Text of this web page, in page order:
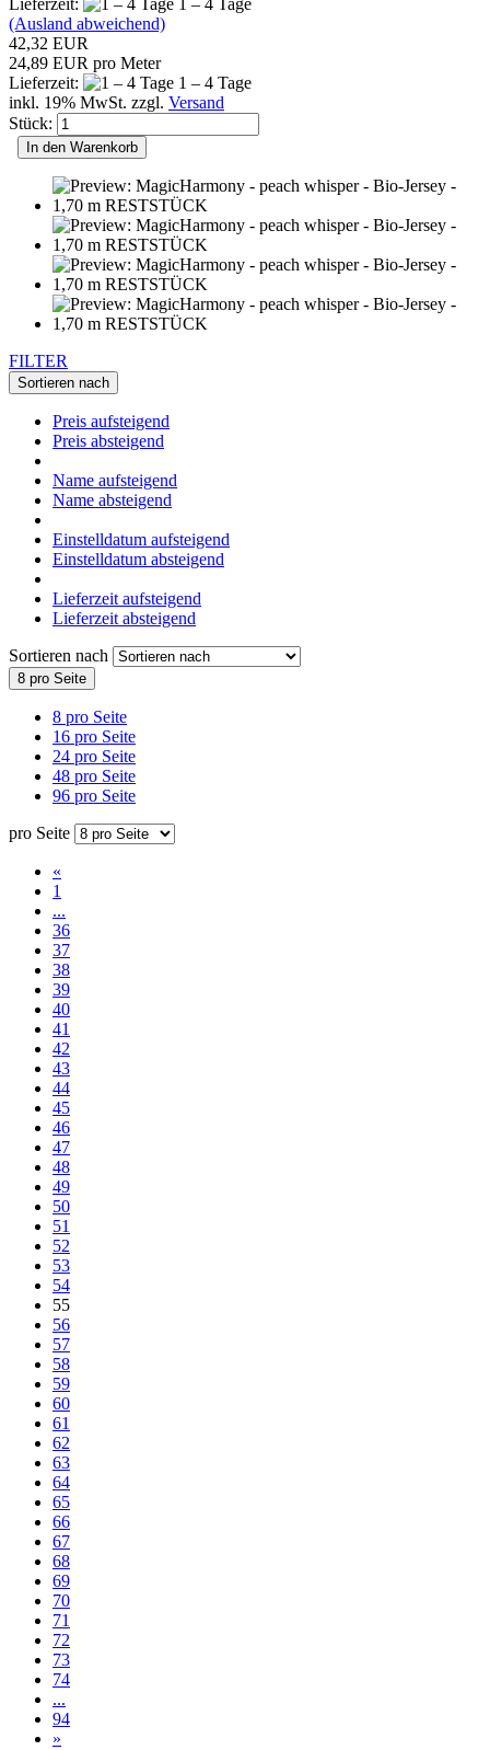
Lieferzeit:
1 – 4 Tage
(Ausland abweichend)
42,32 EUR
24,89 EUR pro Meter
Lieferzeit:
1 – 4 Tage
inkl. 19% MwSt. zzgl. Versand
Stück:
In den Warenkorb
FILTER
Sortieren nach
Preis aufsteigend
Preis absteigend
Name aufsteigend
Name absteigend
Einstelldatum aufsteigend
Einstelldatum absteigend
Lieferzeit aufsteigend
Lieferzeit absteigend
Sortieren nach
8 pro Seite
8 pro Seite
16 pro Seite
24 pro Seite
48 pro Seite
96 pro Seite
pro Seite
«
1
...
36
37
38
39
40
41
42
43
44
45
46
47
48
49
50
51
52
53
54
55
56
57
58
59
60
61
62
63
64
65
66
67
68
69
70
71
72
73
74
...
94
»